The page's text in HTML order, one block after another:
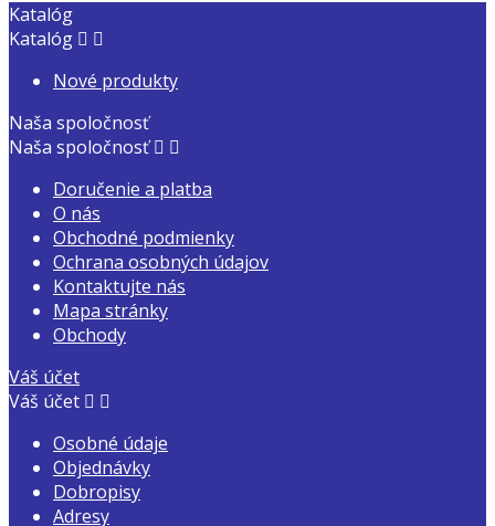
Katalóg
Katalóg  
Nové produkty
Naša spoločnosť
Naša spoločnosť  
Doručenie a platba
O nás
Obchodné podmienky
Ochrana osobných údajov
Kontaktujte nás
Mapa stránky
Obchody
Váš účet
Váš účet  
Osobné údaje
Objednávky
Dobropisy
Adresy